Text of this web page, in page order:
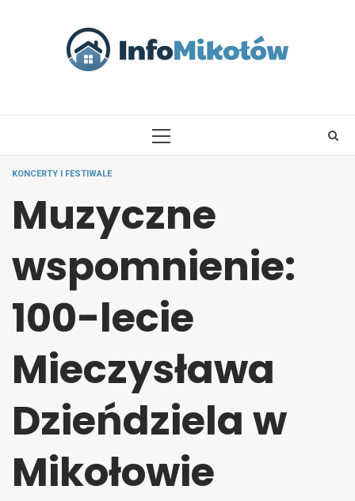
PRIMARY
KONCERTY I FESTIWALE
Muzyczne
wspomnienie:
100-lecie
Mieczysława
Dzieńdziela w
Mikołowie